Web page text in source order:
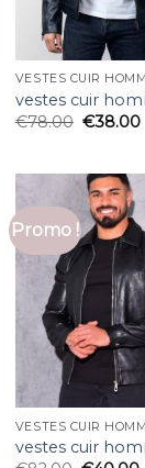
VESTES CUIR
vestes cuir
€78.00 €38.00
Promo !
VESTES CUIR
vestes cuir